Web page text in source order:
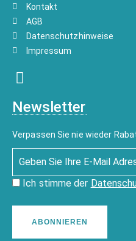
Kontakt
AGB
Datenschutzhinweise
Impressum
Newsletter
Verpassen Sie nie wieder
Ich stimme der
ABONNIEREN